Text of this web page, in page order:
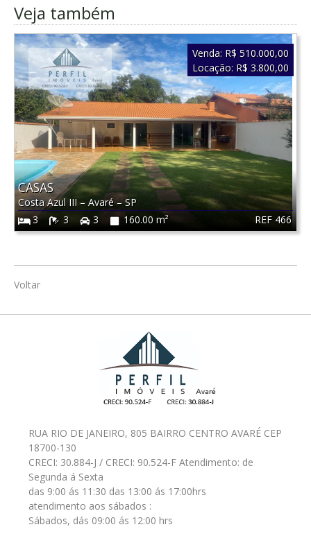
Veja também
REF 466
CASAS
Costa Azul III – Avaré–SP
3
3 3 160.00 m²
Venda: R$ 510.000,00
Locação: R$ 3.800,00
Voltar
RUA RIO DE JANEIRO, 805 BAIRRO CENTRO AVARÉ CEP
18700-130
CRECI: 30.884-J / CRECI: 90.524-F Atendimento: de
Segunda á Sexta
das 9:00 ás 11:30 das 13:00 ás 17:00hrs
atendimento aos sábados :
Sábados, dás 09:00 ás 12:00 hrs